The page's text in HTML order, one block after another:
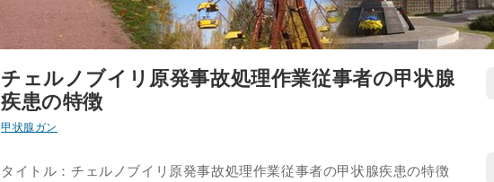
チェルノブイリ原発事故処理作業従事者の甲状腺
疾患の特徴
甲状腺ガン
タイトル：チェルノブイリ原発事故処理作業従事者の甲状腺疾患の特徴